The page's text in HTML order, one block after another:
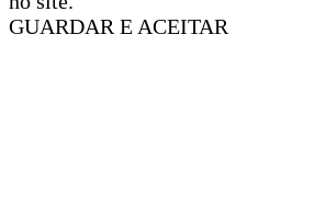
GUARDAR E ACEITAR